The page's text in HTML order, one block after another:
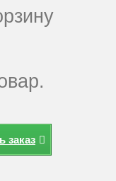
заказ